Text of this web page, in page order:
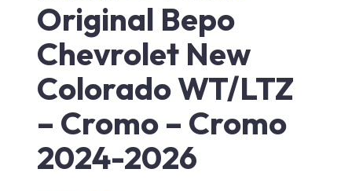
Original Bepo
Chevrolet New
Colorado WT/LTZ
– Cromo – Cromo
2024-2026